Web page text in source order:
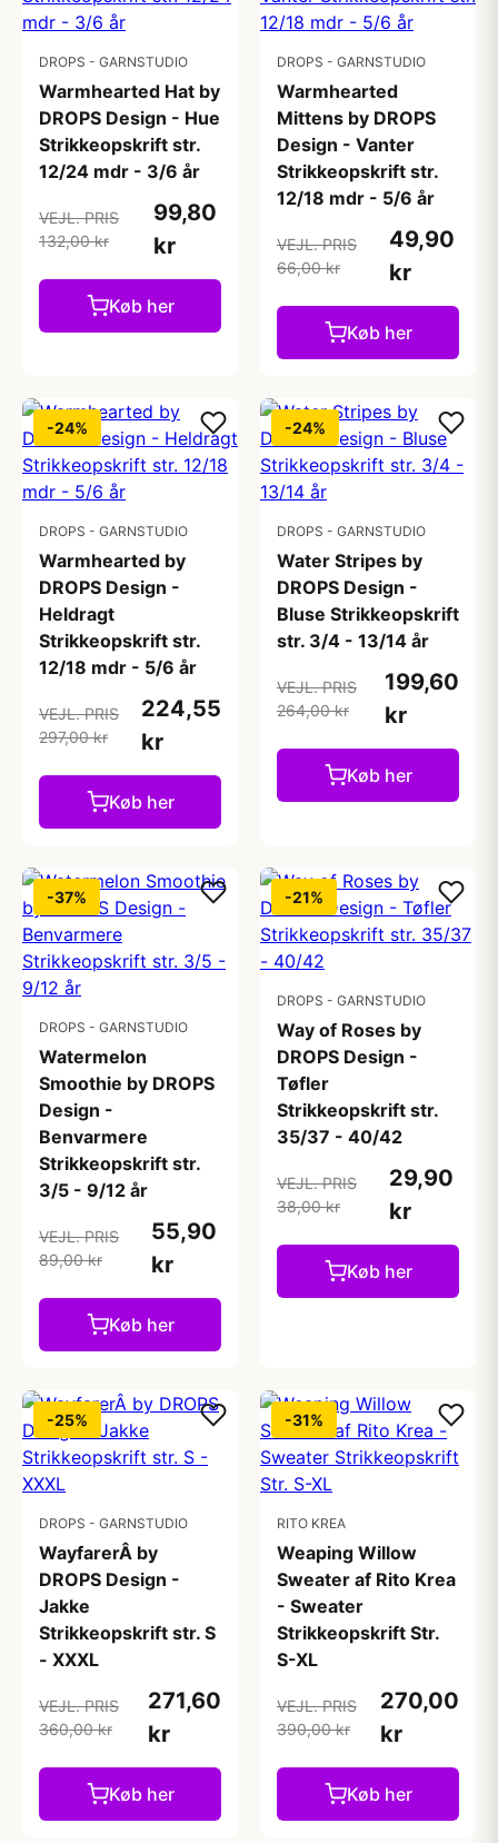
DROPS - GARNSTUDIO
Warmhearted Hat by
DROPS Design - Hue
Strikkeopskrift str.
12/24 mdr - 3/6 år
VEJL. PRIS
132,00 kr
99,80
kr
Køb her
DROPS - GARNSTUDIO
Warmhearted
Mittens by DROPS
Design - Vanter
Strikkeopskrift str.
12/18 mdr - 5/6 år
VEJL. PRIS
66,00 kr
49,90
kr
Køb her
-24%
DROPS - GARNSTUDIO
Warmhearted by
DROPS Design -
Heldragt
Strikkeopskrift str.
12/18 mdr - 5/6 år
VEJL. PRIS
297,00 kr
224,55
kr
Køb her
-24%
DROPS - GARNSTUDIO
Water Stripes by
DROPS Design -
Bluse Strikkeopskrift
str. 3/4 - 13/14 år
VEJL. PRIS
264,00 kr
199,60
kr
Køb her
-37%
DROPS - GARNSTUDIO
Watermelon
Smoothie by DROPS
Design -
Benvarmere
Strikkeopskrift str.
3/5 - 9/12 år
VEJL. PRIS
89,00 kr
55,90
kr
Køb her
-21%
DROPS - GARNSTUDIO
Way of Roses by
DROPS Design -
Tøfler
Strikkeopskrift str.
35/37 - 40/42
VEJL. PRIS
38,00 kr
29,90
kr
Køb her
-25%
DROPS - GARNSTUDIO
WayfarerÂ by
DROPS Design -
Jakke
Strikkeopskrift str. S
- XXXL
VEJL. PRIS
360,00 kr
271,60
kr
Køb her
-31%
RITO KREA
Weaping Willow
Sweater af Rito Krea
- Sweater
Strikkeopskrift Str.
S-XL
VEJL. PRIS
390,00 kr
270,00
kr
Køb her